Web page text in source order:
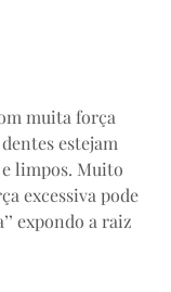
muita força
estejam
limpos. Muito
excessiva pode
expondo a raiz